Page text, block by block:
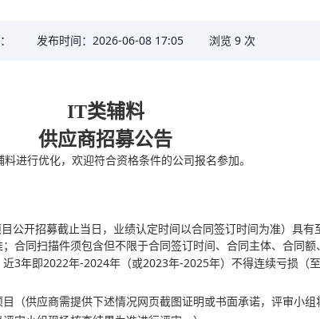
发布时间：2026-06-08 17:05 浏览 9 次
IT类辅料
供应商招募公告
进行优化，欢迎符合资格条件的公司报名参加。
公开招募截止当日，业绩认定时间以合同签订时间为准）具
同扫描件须包含但不限于合同签订时间、合同主体、合同额
3年即2022年-2024年（或2023年-2025年）不得连续亏损（
（供应商需提供下述情况网页截图证明或书面承诺，评审小